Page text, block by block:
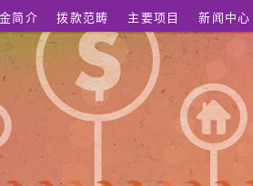
简介 拨款范畴 主要项目 新闻中心
缺陷及过度活跃症儿童的症状控制